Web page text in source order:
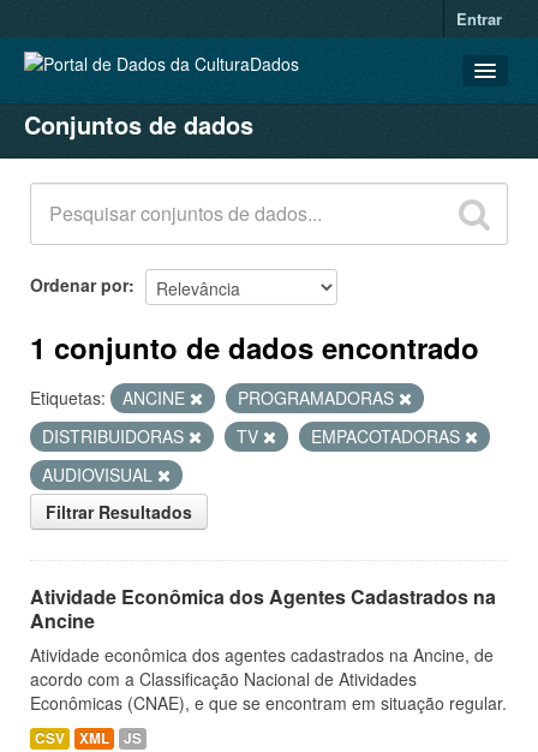
Entrar
CONJUNTOS DE DADOS
ORGANIZAÇÕES
GRUPOS
SOBRE
Conjuntos de dados
Ordenar por
1 conjunto de dados encontrado
Etiquetas: ANCINE
PROGRAMADORAS
DISTRIBUIDORAS
TV
EMPACOTADORAS
AUDIOVISUAL
Filtrar Resultados
Atividade Econômica dos Agentes Cadastrados na
Ancine
Atividade econômica dos agentes cadastrados na Ancine, de
acordo com a Classificação Nacional de Atividades
Econômicas (CNAE), e que se encontram em situação regular.
CSV XML JS